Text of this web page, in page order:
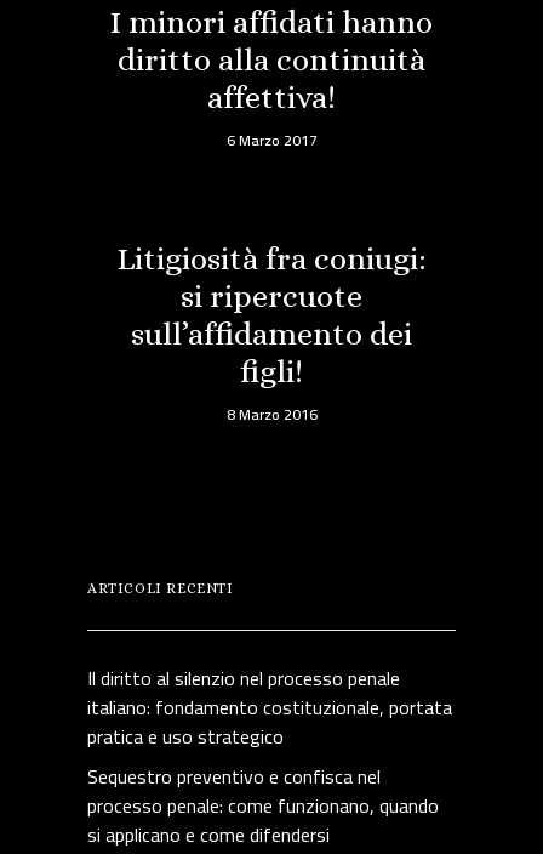
I minori affidati hanno
diritto alla continuità
affettiva!
6 Marzo 2017
Litigiosità fra coniugi:
si ripercuote
sull’affidamento dei
figli!
8 Marzo 2016
ARTICOLI RECENTI
Il diritto al silenzio nel processo penale
italiano: fondamento costituzionale, portata
pratica e uso strategico
Sequestro preventivo e confisca nel
processo penale: come funzionano, quando
si applicano e come difendersi